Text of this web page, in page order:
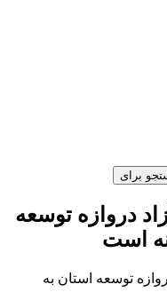
برای
دروازه توسعه
است